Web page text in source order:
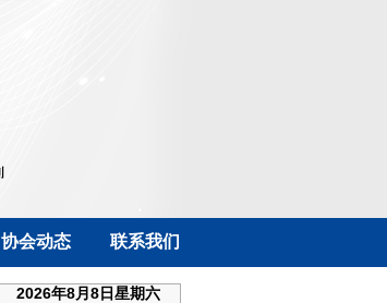
协会动态 联系我们
2026年8月8日星期六